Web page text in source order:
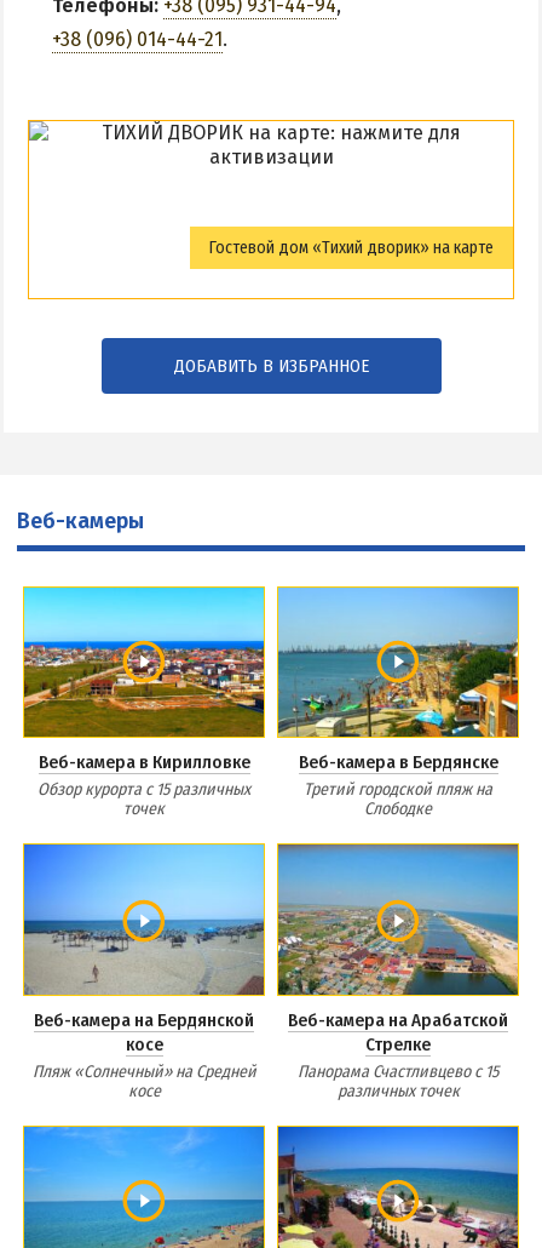
Телефоны: +38 (095) 931-44-94,
+38 (096) 014-44-21.
Гостевой дом «Тихий дворик» на карте
ДОБАВИТЬ В ИЗБРАННОЕ
Веб-камеры
Веб-камера в Кирилловке
Обзор курорта с 15 различных
точек
Веб-камера в Бердянске
Третий городской пляж на
Слободке
Веб-камера на Бердянской
косе
Пляж «Солнечный» на Средней
косе
Веб-камера на Арабатской
Стрелке
Панорама Счастливцево с 15
различных точек